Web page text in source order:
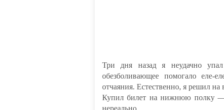
Три дня назад я неудачно
обезболивающее помогало еле-
отчаяния. Естественно, я решил на
Купил билет на нижнюю полку —
нереально.